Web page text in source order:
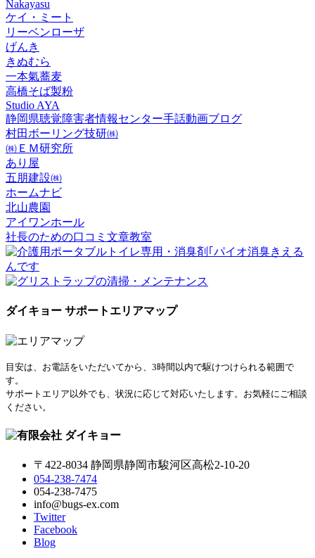
Nakayasu
ケイ・ミート
リーベンローザ
げんき
きぬむら
一本氣蕎麦
高橋そば製粉
Studio AYA
静岡県聴覚障害者情報センター手話動画ブログ
村田ボーリング技研㈱
㈱ＥＭ研究所
あり屋
五朋建設㈱
ホームナビ
北山農園
アイワンホール
社長のための口コミ文章教室
ダイキョー サポートエリアマップ
目安は、お電話をいただいてから、3時間以内で駆けつけられる範囲で
す。
サポートエリア以外でも、状況に応じて対応いたします。お気軽にご相談
ください。
〒422-8034 静岡県静岡市駿河区高松2-10-20
054-238-7474
054-238-7475
info@bugs-ex.com
Twitter
Facebook
Blog